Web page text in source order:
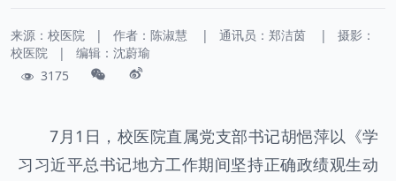
来源：校医院 | 作者： 陈淑慧 | 通讯员： 郑洁茵 |
摄影：
校医院
|
编辑：沈蔚瑜
3175
7月1日，校医院直属党支部书记胡悒萍以《学
习习近平总书记地方工作期间坚持正确政绩观生动